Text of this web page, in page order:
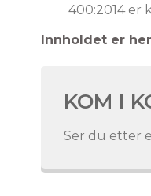
400:2014 er
Innholdet er
KOM I
Ser du etter